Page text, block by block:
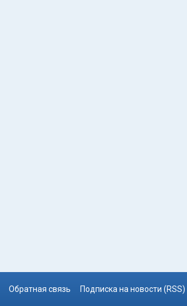
Обратная связь Подписка на новости (RSS)